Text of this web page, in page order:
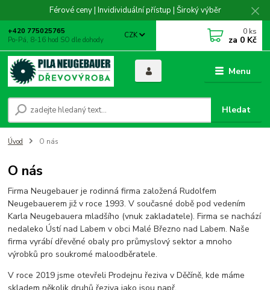
Férové ceny | Invidividuální přístup | Široký výběr
Menu
CZK
Hledat
+420 775025765
Po-Pá, 8-16 hod SO dle dohody
0 ks
za 0 Kč
Úvod O nás
O nás
Firma Neugebauer je rodinná firma založená Rudolfem
Neugebauerem již v roce 1993. V současné době pod vedením
Karla Neugebauera mladšího (vnuk zakladatele). Firma se nachází
nedaleko Ústí nad Labem v obci Malé Březno nad Labem. Naše
firma vyrábí dřevěné obaly pro průmyslový sektor a mnoho
výrobků pro soukromé maloodběratele.
V roce 2019 jsme otevřeli Prodejnu řeziva v Děčíně, kde máme
skladem několik druhů řeziva jako jsou např.